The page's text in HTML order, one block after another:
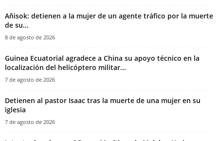
Añisok: detienen a la mujer de un agente tráfico por la muerte
de su...
8 de agosto de 2026
Guinea Ecuatorial agradece a China su apoyo técnico en la
localización del helicóptero militar...
7 de agosto de 2026
‎Detienen al pastor Isaac tras la muerte de una mujer en su
iglesia‎
7 de agosto de 2026